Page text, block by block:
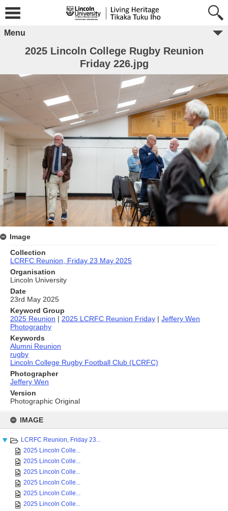
content
IMAGE
LCRFC Reunion, Friday 23...
2025 Lincoln Colle...
2025 Lincoln Colle...
2025 Lincoln Colle...
2025 Lincoln Colle...
2025 Lincoln Colle...
2025 Lincoln Colle...
Menu
2025 Lincoln College Rugby Reunion
Friday 226.jpg
Image
Collection
LCRFC Reunion, Friday 23 May 2025
Organisation
Lincoln University
Date
23rd May 2025
Keyword Group
2025 Reunion | 2025 LCRFC Reunion Friday | Jeffery Wen
Photography
Keywords
Alumni Reunion
rugby
Lincoln College Rugby Football Club (LCRFC)
Photographer
Jeffery Wen
Version
Photographic Original